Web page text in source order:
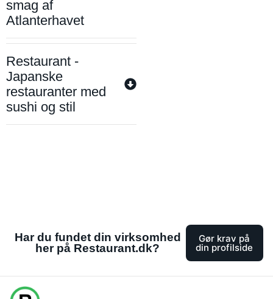
smag af
Atlanterhavet
Restaurant -
Japanske
restauranter med
sushi og stil
Har du fundet din virksomhed
her på Restaurant.dk?
Gør krav på
din profilside